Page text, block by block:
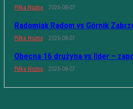
Piłka Nożna 2026-08-07
Radomiak Radom vs Górnik
Piłka Nożna 2026-08-07
Obecna 16 drużyna vs lider –
Piłka Nożna 2026-08-07